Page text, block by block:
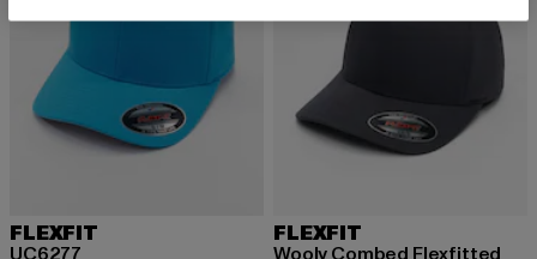
FLEXFIT FLEXFIT